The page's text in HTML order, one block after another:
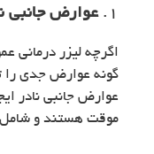
1. عوارض جانبی
اگرچه لیزر درمانی
گونه عوارض جدی را
عوارض جانبی نادر
موقت هستند و شامل